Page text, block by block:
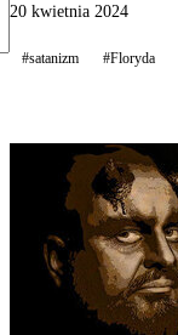
20 kwietnia 2024
#satanizm #Floryda